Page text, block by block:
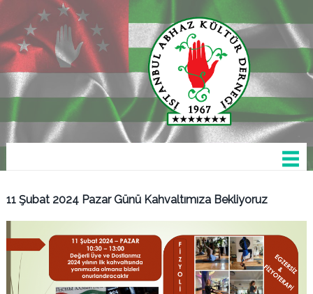
11 Şubat 2024 Pazar Günü Kahvaltımıza Bekliyoruz